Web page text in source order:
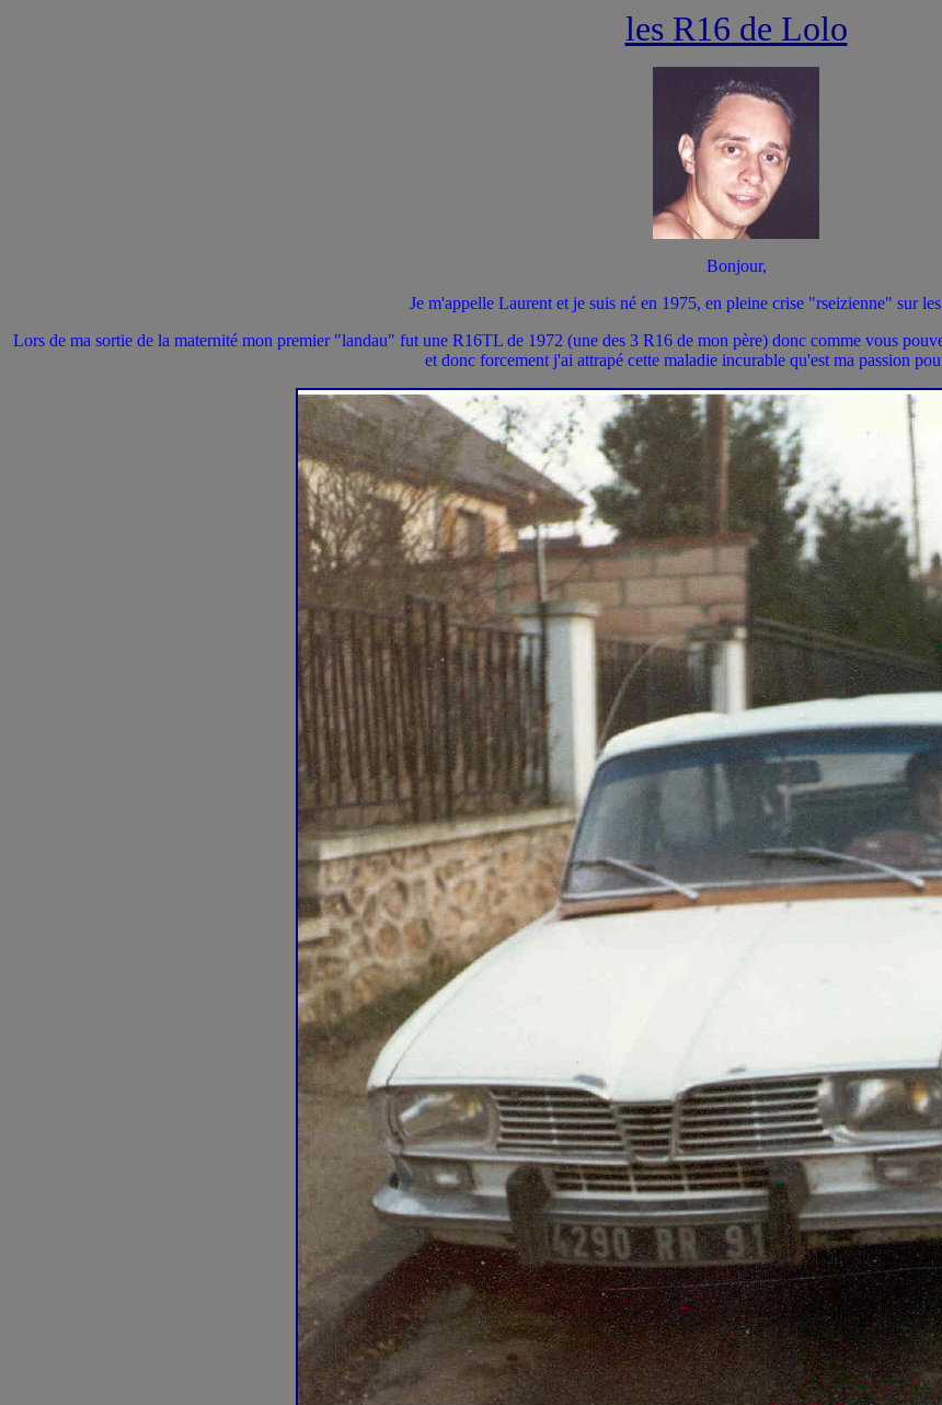
les R16 de Lolo
Bonjour,
Je m'appelle Laurent et je suis né en 1975, en pleine crise "rseizienne" sur
Lors de ma sortie de la maternité mon premier "landau" fut une R16TL de 1972 (une des 3 R16 de mon père) donc comme vous
et donc forcement j'ai attrapé cette maladie incurable qu'est ma passion